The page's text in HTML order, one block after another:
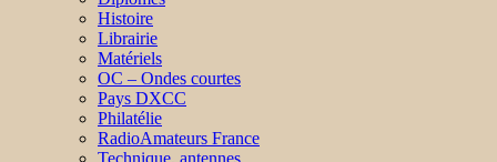
Histoire
Librairie
Matériels
OC – Ondes courtes
Pays DXCC
Philatélie
RadioAmateurs France
Technique, antennes